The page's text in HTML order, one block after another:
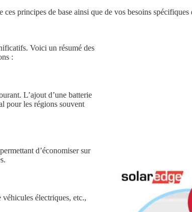
principes de base ainsi que de vos besoins spécifiques
Voici un résumé des
:
L’ajout d’une batterie
pour les régions souvent
d’économiser sur
électriques, etc.,